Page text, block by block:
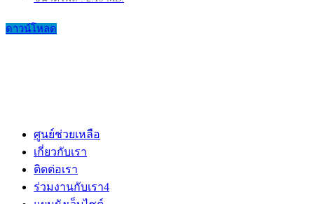
ดาวน์โหลด
ศูนย์ช่วยเหลือ
เกี่ยวกับเรา
ติดต่อเรา
ร่วมงานกับเรา4